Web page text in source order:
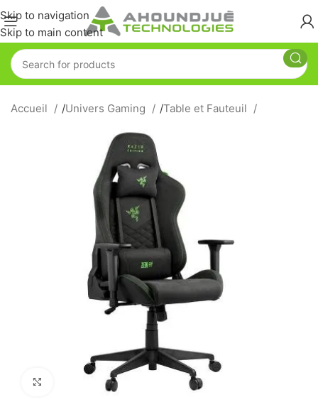
Skip to navigation
Skip to main content
Accueil /Univers Gaming /Table et Fauteuil
Click to enlarge